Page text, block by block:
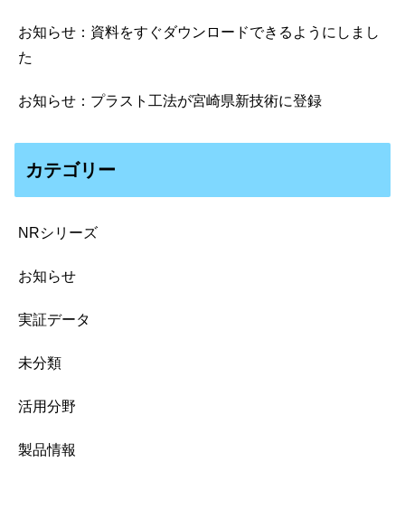
お知らせ：資料をすぐダウンロードできるようにしまし
た
お知らせ：プラスト工法が宮崎県新技術に登録
カテゴリー
NRシリーズ
お知らせ
実証データ
未分類
活用分野
製品情報